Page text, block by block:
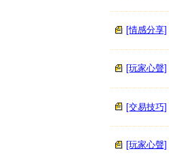
[情感分享]
[玩家心聲]
[交易技巧]
[玩家心聲]